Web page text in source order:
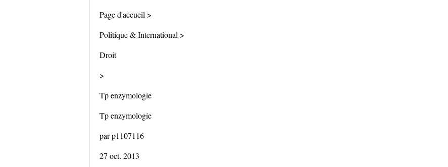
Page d'accueil >
Politique & International >
Droit
>
Tp enzymologie
Tp enzymologie
par p1107116
27 oct. 2013